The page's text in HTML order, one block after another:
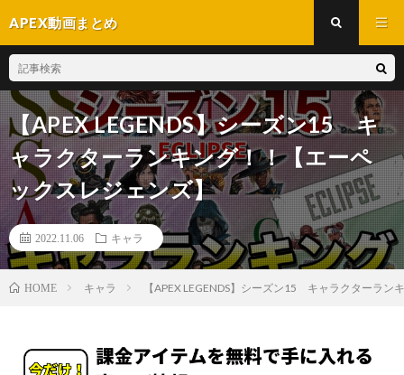
APEX動画まとめ
【APEX LEGENDS】シーズン15 キ
ャラクターランキング！！【エーペ
ックスレジェンズ】
2022.11.06 キャラ
HOME キャラ 【APEX LEGENDS】シーズン15 キャラクターラン